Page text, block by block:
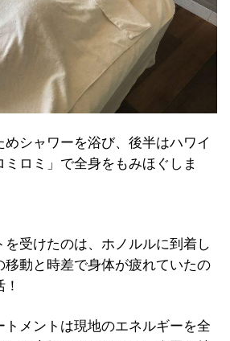
めシャワーを浴び、後半はハワイ
ロミ」で全身をもみほぐしま
を受けたのは、ホノルルに到着し
移動と時差で身体が疲れていたの
トメントは現地のエネルギーを全